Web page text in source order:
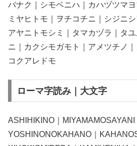
バナク｜シモベニハ｜カハヅツマ
ミヤヒトモ｜ヲチコチニ｜シジニ
アヤニトモシミ｜タマカヅラ｜タ
ニ｜カクシモガモト｜アメツチノ
コクアレドモ
ローマ字読み｜大文字
ASHIHIKINO｜MIYAMAMOSAYANI
YOSHINONOKAHANO｜